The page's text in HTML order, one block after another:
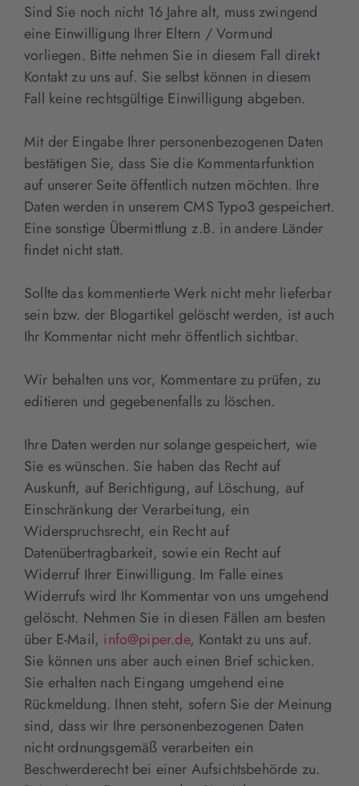
Sind Sie noch nicht 16 Jahre alt, muss zwingend
eine Einwilligung Ihrer Eltern / Vormund
vorliegen. Bitte nehmen Sie in diesem Fall direkt
Kontakt zu uns auf. Sie selbst können in diesem
Fall keine rechtsgültige Einwilligung abgeben.
Mit der Eingabe Ihrer personenbezogenen Daten
bestätigen Sie, dass Sie die Kommentarfunktion
auf unserer Seite öffentlich nutzen möchten. Ihre
Daten werden in unserem CMS Typo3 gespeichert.
Eine sonstige Übermittlung z.B. in andere Länder
findet nicht statt.
Sollte das kommentierte Werk nicht mehr lieferbar
sein bzw. der Blogartikel gelöscht werden, ist auch
Ihr Kommentar nicht mehr öffentlich sichtbar.
Wir behalten uns vor, Kommentare zu prüfen, zu
editieren und gegebenenfalls zu löschen.
Ihre Daten werden nur solange gespeichert, wie
Sie es wünschen. Sie haben das Recht auf
Auskunft, auf Berichtigung, auf Löschung, auf
Einschränkung der Verarbeitung, ein
Widerspruchsrecht, ein Recht auf
Datenübertragbarkeit, sowie ein Recht auf
Widerruf Ihrer Einwilligung. Im Falle eines
Widerrufs wird Ihr Kommentar von uns umgehend
gelöscht. Nehmen Sie in diesen Fällen am besten
über E-Mail, info@piper.de, Kontakt zu uns auf.
Sie können uns aber auch einen Brief schicken.
Sie erhalten nach Eingang umgehend eine
Rückmeldung. Ihnen steht, sofern Sie der Meinung
sind, dass wir Ihre personenbezogenen Daten
nicht ordnungsgemäß verarbeiten ein
Beschwerderecht bei einer Aufsichtsbehörde zu.